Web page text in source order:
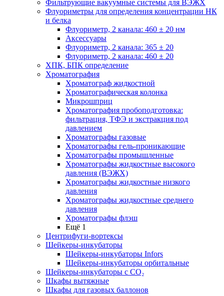
Фильтрующие вакуумные системы для ВЭЖХ
Флуориметры для определения концентрации НК
и белка
Флуориметр, 2 канала: 460 ± 20 нм
Аксессуары
Флуориметр, 2 канала: 365 ± 20
Флуориметр, 2 канала: 460 ± 20
ХПК, БПК определение
Хроматография
Хроматограф жидкостной
Хроматографическая колонка
Микрошприц
Хроматография пробоподготовка:
фильтрация, ТФЭ и экстракция под
давлением
Хроматографы газовые
Хроматографы гель-проникающие
Хроматографы промышленные
Хроматографы жидкостные высокого
давления (ВЭЖХ)
Хроматографы жидкостные низкого
давления
Хроматографы жидкостные среднего
давления
Хроматографы флэш
Ещё 1
Центрифуги-вортексы
Шейкеры-инкубаторы
Шейкеры-инкубаторы Infors
Шейкеры-инкубаторы орбитальные
Шейкеры-инкубаторы с CО₂
Шкафы вытяжные
Шкафы для газовых баллонов